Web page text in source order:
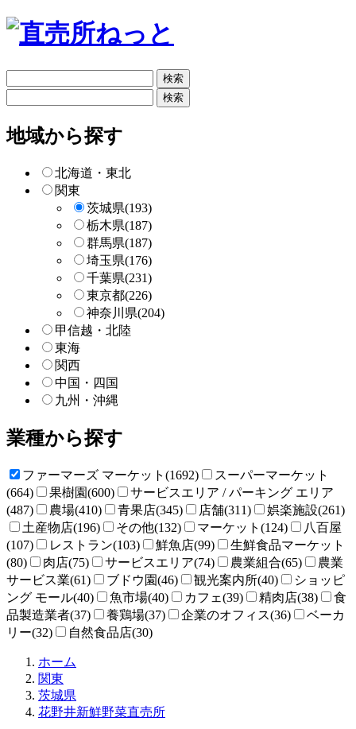
リ
ー
検
索
ー
検
地域から探す
北海道・東北
関東
茨城県(193)
栃木県(187)
群馬県(187)
埼玉県(176)
千葉県(231)
東京都(226)
神奈川県(204)
甲信越・北陸
東海
関西
中国・四国
九州・沖縄
業種から探す
ファーマーズ マーケット(1692)
スーパーマーケット
(664)
果樹園(600)
サービスエリア / パーキング エリア
(487)
農場(410) 青果店(345) 店舗(311)
娯楽施設(261)
土産物店(196)
その他(132) マーケット(124)
八百屋
(107)
レストラン(103) 鮮魚店(99)
生鮮食品マーケット
(80)
肉店(75) サービスエリア(74) 農業組合(65)
農業
サービス業(61)
ブドウ園(46) 観光案内所(40)
ショッピ
ング モール(40)
魚市場(40) カフェ(39) 精肉店(38)
食
品製造業者(37)
養鶏場(37) 企業のオフィス(36)
ベーカ
リー(32)
自然食品店(30)
ホーム
ね
関東
茨城県
花野井新鮮野菜直売所